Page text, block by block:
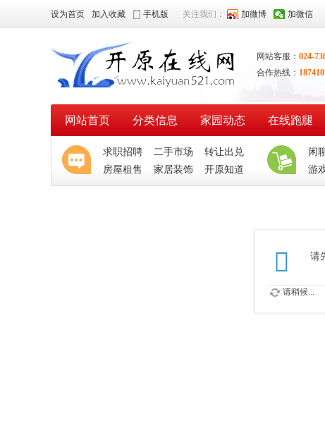
设为首页 加入收藏 手机版 关注我们： 加微博 加微信
网站客服： 024-
合作热线：
网站首页 分类信息 家园动态 在线跑腿
求职招聘 二手市场
转让出兑
房屋租售
家居装饰 开原知道
闲
游
请
请稍候...